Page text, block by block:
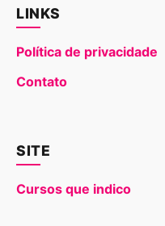
LINKS
Política de privacidade
Contato
SITE
Cursos que indico